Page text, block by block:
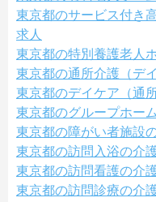
東京都のサービス付き
求人
東京都の特別養護老人
東京都の通所介護（デ
東京都のデイケア（通
東京都のグループホー
東京都の障がい者施設
東京都の訪問入浴の介
東京都の訪問看護の介
東京都の訪問診療の介